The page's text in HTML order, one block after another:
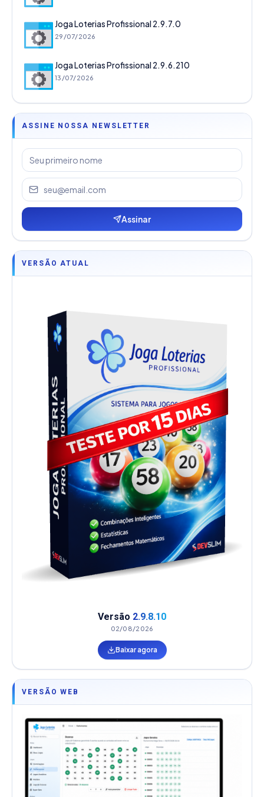
Joga Loterias Profissional 2.9.7.0
29/07/2026
Joga Loterias Profissional 2.9.6.210
13/07/2026
ASSINE NOSSA NEWSLETTER
Assinar
VERSÃO ATUAL
Versão 2.9.8.10
02/08/2026
Baixar agora
VERSÃO WEB